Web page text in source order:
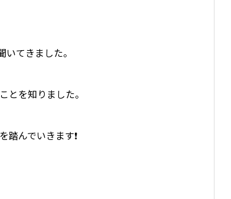
てきました。
とを知りました。
んでいきます❗